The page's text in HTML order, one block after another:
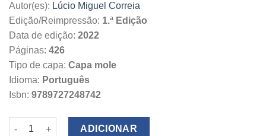
Autor(es): Lúcio Miguel Correia
Edição/Reimpressão: 1.ª Edição
Data de edição: 2022
Páginas: 426
Tipo de capa: Capa mole
Idioma: Português
Isbn: 9789727248742
Quantidade de Regime Jurídico dos Praticantes Desportivos
ADICIONAR